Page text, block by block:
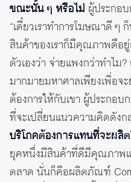
ขณะนั้น ๆ หรือไม่ ผู้ประกอ
“เดี๋ยวเราทำการโฆษณาดี ๆ
สินค้าของเราก็มีคุณภาพดีอยู่
ตัวเองว่า จ่ายแพงกว่าทำไ
มากมายมหาศาลเพียงเพื่อจ
ต้องการให้กับเขา ผู้ประกอ
ที่จะเปลี่ยนแนวความคิดดังก
บริโภคต้องการแทนที่จะผลิ
ยุคหนึ่งมีสินค้าที่ดีมีคุณภาพแ
ตลาด นั่นก็คือผลิตภัณฑ์